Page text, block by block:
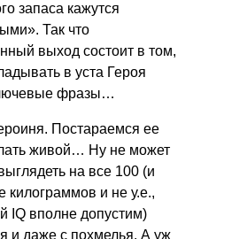
запаса кажутся
Так что
выход состоит в том,
в уста Героя
фразы…
Постараемся ее
живой… Ну не может
на все 100 (и
килограммов и не у.е.,
IQ вполне допустим)
и даже с похмелья. А уж